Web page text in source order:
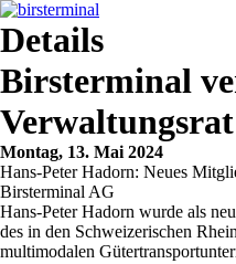
Details
Birsterminal
Verwaltungsrat
Montag, 13. Mai 2024
Hans-Peter Hadorn: Neues
Birsterminal AG
Hans-Peter Hadorn wurde als
des in den Schweizerischen
multimodalen